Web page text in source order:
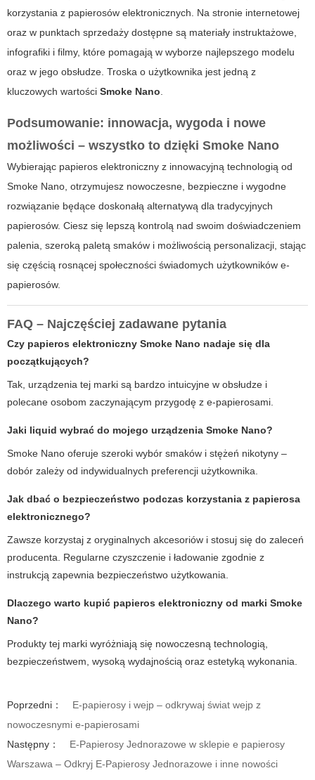
korzystania z papierosów elektronicznych. Na stronie internetowej
oraz w punktach sprzedaży dostępne są materiały instruktażowe,
infografiki i filmy, które pomagają w wyborze najlepszego modelu
oraz w jego obsłudze. Troska o użytkownika jest jedną z
kluczowych wartości Smoke Nano.
Podsumowanie: innowacja, wygoda i nowe
możliwości – wszystko to dzięki Smoke Nano
Wybierając papieros elektroniczny z innowacyjną technologią od
Smoke Nano, otrzymujesz nowoczesne, bezpieczne i wygodne
rozwiązanie będące doskonałą alternatywą dla tradycyjnych
papierosów. Ciesz się lepszą kontrolą nad swoim doświadczeniem
palenia, szeroką paletą smaków i możliwością personalizacji, stając
się częścią rosnącej społeczności świadomych użytkowników e-
papierosów.
FAQ – Najczęściej zadawane pytania
Czy papieros elektroniczny Smoke Nano nadaje się dla
początkujących?
Tak, urządzenia tej marki są bardzo intuicyjne w obsłudze i
polecane osobom zaczynającym przygodę z e-papierosami.
Jaki liquid wybrać do mojego urządzenia Smoke Nano?
Smoke Nano oferuje szeroki wybór smaków i stężeń nikotyny –
dobór zależy od indywidualnych preferencji użytkownika.
Jak dbać o bezpieczeństwo podczas korzystania z papierosa
elektronicznego?
Zawsze korzystaj z oryginalnych akcesoriów i stosuj się do zaleceń
producenta. Regularne czyszczenie i ładowanie zgodnie z
instrukcją zapewnia bezpieczeństwo użytkowania.
Dlaczego warto kupić papieros elektroniczny od marki Smoke
Nano?
Produkty tej marki wyróżniają się nowoczesną technologią,
bezpieczeństwem, wysoką wydajnością oraz estetyką wykonania.
Poprzedni：
E-papierosy i wejp – odkrywaj świat wejp z
nowoczesnymi e-papierosami
Następny：
E-Papierosy Jednorazowe w sklepie e papierosy
Warszawa – Odkryj E-Papierosy Jednorazowe i inne nowości